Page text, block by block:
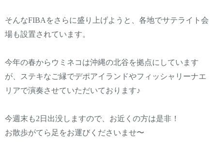
そんなFIBAをさらに盛り上げようと、各地でサテライト会
場も設置されています。
今年の春からウミネコは沖縄の北谷を拠点にしています
が、ステキなご縁でデポアイランドやフィッシャリーナエ
リアで演奏させていただいております♪
今週末も2日出没しますので、お近くの方は是非！
お散歩がてら足をお運びくださいませ〜